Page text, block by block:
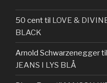
50 centtil LOVE &
BLACK
Arnold Schwarzeneggertil
JEANS I LYS BLÅ